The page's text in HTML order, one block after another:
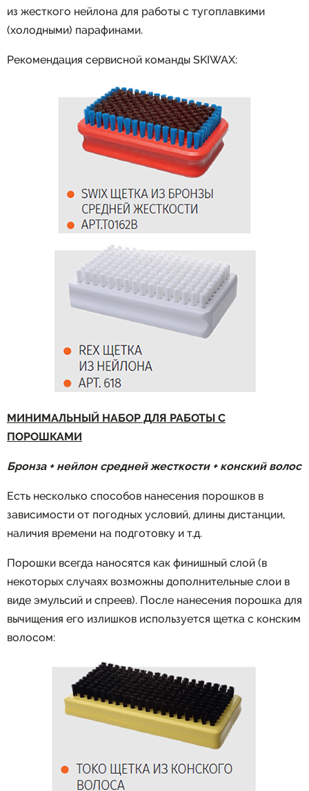
из жесткого нейлона для работы с тугоплавкими
(холодными) парафинами.
Рекомендация сервисной команды SKIWAX:
МИНИМАЛЬНЫЙ НАБОР ДЛЯ РАБОТЫ С
ПОРОШКАМИ
Бронза + нейлон средней жесткости + конский волос
Есть несколько способов нанесения порошков в
зависимости от погодных условий, длины дистанции,
наличия времени на подготовку и т.д.
Порошки всегда наносятся как финишный слой (в
некоторых случаях возможны дополнительные слои в
виде эмульсий и спреев). После нанесения порошка для
вычищения его излишков используется щетка с конским
волосом: